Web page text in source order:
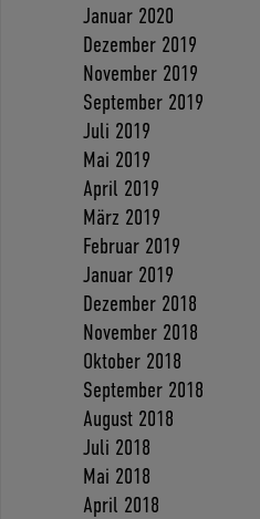
Januar 2020
Dezember 2019
November 2019
September 2019
Juli 2019
Mai 2019
April 2019
März 2019
Februar 2019
Januar 2019
Dezember 2018
November 2018
Oktober 2018
September 2018
August 2018
Juli 2018
Mai 2018
April 2018